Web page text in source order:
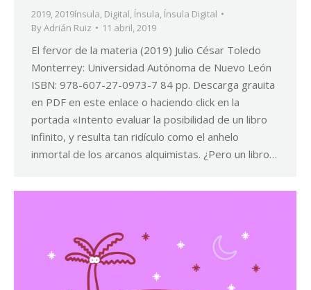
2019,2019ínsula, Digital, Ínsula, Ínsula Digital
ByAdrián Ruiz 11 abril, 2019
El fervor de la materia (2019) Julio César Toledo
Monterrey: Universidad Autónoma de Nuevo León
ISBN: 978-607-27-0973-7 84 pp. Descarga grauita
en PDF en este enlace o haciendo click en la
portada «Intento evaluar la posibilidad de un libro
infinito, y resulta tan ridículo como el anhelo
inmortal de los arcanos alquimistas. ¿Pero un libro…